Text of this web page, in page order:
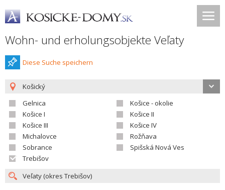
Wohn- und erholungsobjekte Veľaty
Diese Suche speichern
Košický
Gelnica
Košice - okolie
Košice I
Košice II
Košice III
Košice IV
Michalovce
Rožňava
Sobrance
Spišská Nová Ves
Trebišov